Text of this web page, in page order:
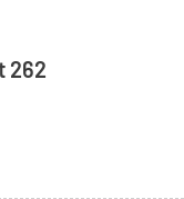
262